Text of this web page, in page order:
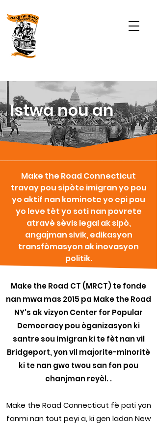
Istwa nou an
Make the Road Connecticut
travay pou sipòte imigran yo pou
yo aktif nan kominote yo epi pou
yo leve tèt yo soti nan povrete
atravè sèvis legal ak sipò,
angajman sivik, edikasyon
transfòmasyon ak inovasyon
politik.
Make the Road CT (MRCT) te fonde
nan mwa mas 2015 pa Make the Road
NY's ak vizyon Center for Popular
Democracy pou òganizasyon ki
santre sou imigran ki te fèt nan vil
Bridgeport, yon vil majorite-minoritè
ki te nan gwo twou san fon pou
chanjman reyèl. .
Make the Road Connecticut fè pati yon
fanmi nan tout peyi a, ki gen ladan New